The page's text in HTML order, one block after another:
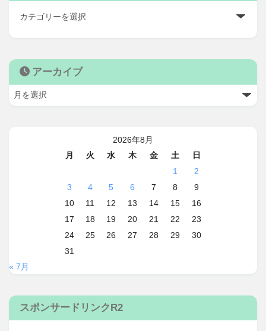
アーカイブ
2026年8月
月
火 水 木 金 土
日
1
2
3
4 5 6 7 8
9
10
11 12 13 14 15
16
17
18 19 20 21 22
23
24
25 26 27 28 29
30
31
« 7月
スポンサードリンクR2